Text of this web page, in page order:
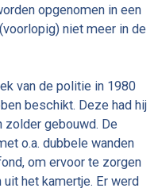
opgenomen in een
niet meer in de
van de politie in 1980
beschikt. Deze had hij
gebouwd. De
o.a. dubbele wanden
om ervoor te zorgen
het kamertje. Er werd